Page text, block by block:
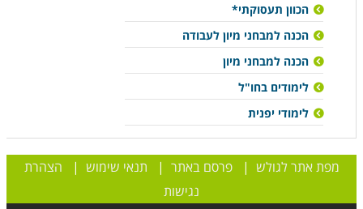
הכוון תעסוקתי*
הכנה למבחני מיון לעבודה
הכנה למבחני מיון
לימודים בחו"ל
לימודי יפנית
מפת אתר לגולש |פרסם באתר | תנאי שימוש | הצהרת
נגישות